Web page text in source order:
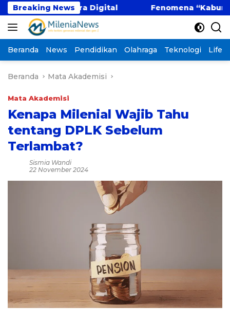
Langsung
ke
konten
Breaking News
di Era Digital Fenomena “Kabur Aja Dulu”:
Beranda News Pendidikan Olahraga Teknologi
Beranda Mata Akademisi
Mata Akademisi
Kenapa Milenial Wajib Tahu
tentang DPLK Sebelum
Terlambat?
Sismia Wandi
22 November 2024